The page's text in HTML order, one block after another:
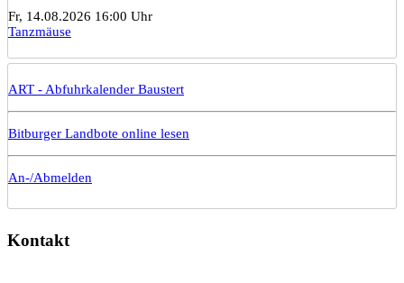
Fr, 14.08.2026 16:00 Uhr
Tanzmäuse
ART - Abfuhrkalender Baustert
Bitburger Landbote online lesen
An-/Abmelden
Kontakt